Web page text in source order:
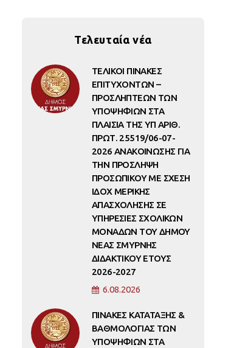
Τελευταία νέα
ΤΕΛΙΚΟΙ ΠΙΝΑΚΕΣ
ΕΠΙΤΥΧΟΝΤΩΝ –
ΠΡΟΣΛΗΠΤΕΩΝ ΤΩΝ
ΥΠΟΨΗΦΙΩΝ ΣΤΑ
ΠΛΑΙΣΙΑ ΤΗΣ ΥΠ ΑΡΙΘ.
ΠΡΩΤ. 25519/06-07-
2026 ΑΝΑΚΟΙΝΩΣΗΣ ΓΙΑ
ΤΗΝ ΠΡΟΣΛΗΨΗ
ΠΡΟΣΩΠΙΚΟΥ ΜΕ ΣΧΕΣΗ
ΙΔΟΧ ΜΕΡΙΚΗΣ
ΑΠΑΣΧΟΛΗΣΗΣ ΣΕ
ΥΠΗΡΕΣΙΕΣ ΣΧΟΛΙΚΩΝ
ΜΟΝΑΔΩΝ ΤΟΥ ΔΗΜΟΥ
ΝΕΑΣ ΣΜΥΡΝΗΣ
ΔΙΔΑΚΤΙΚΟΥ ΕΤΟΥΣ
2026-2027
6.08.2026
ΠΙΝΑΚΕΣ ΚΑΤΑΤΑΞΗΣ &
ΒΑΘΜΟΛΟΓΙΑΣ ΤΩΝ
ΥΠΟΨΗΦΙΩΝ ΣΤΑ